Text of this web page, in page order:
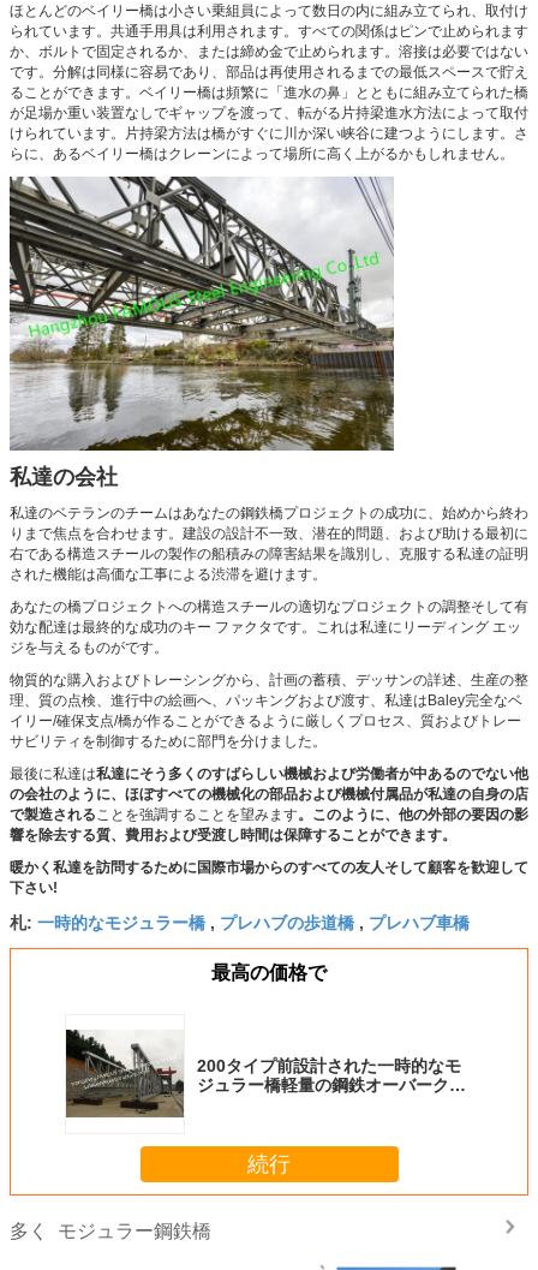
ほとんどのベイリー橋は小さい乗組員によって数日の内に組み立てられ、取付け
られています。共通手用具は利用されます。すべての関係はピンで止められます
か、ボルトで固定されるか、または締め金で止められます。溶接は必要ではない
です。分解は同様に容易であり、部品は再使用されるまでの最低スペースで貯え
ることができます。ベイリー橋は頻繁に「進水の鼻」とともに組み立てられた橋
が足場か重い装置なしでギャップを渡って、転がる片持梁進水方法によって取付
けられています。片持梁方法は橋がすぐに川か深い峡谷に建つようにします。さ
らに、あるベイリー橋はクレーンによって場所に高く上がるかもしれません。
私達の会社
私達のベテランのチームはあなたの鋼鉄橋プロジェクトの成功に、始めから終わ
りまで焦点を合わせます。建設の設計不一致、潜在的問題、および助ける最初に
右である構造スチールの製作の船積みの障害結果を識別し、克服する私達の証明
された機能は高価な工事による渋滞を避けます。
あなたの橋プロジェクトへの構造スチールの適切なプロジェクトの調整そして有
効な配達は最終的な成功のキー ファクタです。これは私達にリーディング エッ
ジを与えるものがです。
物質的な購入およびトレーシングから、計画の蓄積、デッサンの詳述、生産の整
理、質の点検、進行中の絵画へ、パッキングおよび渡す、私達はBaley完全なベ
イリー/確保支点/橋が作ることができるように厳しくプロセス、質およびトレー
サビリティを制御するために部門を分けました。
最後に私達は私達にそう多くのすばらしい機械および労働者が中あるのでない他
の会社のように、ほぼすべての機械化の部品および機械付属品が私達の自身の店
で製造されることを強調することを望みます。このように、他の外部の要因の影
響を除去する質、費用および受渡し時間は保障することができます。
暖かく私達を訪問するために国際市場からのすべての友人そして顧客を歓迎して
下さい!
札: 一時的なモジュラー橋 , プレハブの歩道橋 , プレハブ車橋
最高の価格で
200タイプ前設計された一時的なモ
ジュラー橋軽量の鋼鉄オーバークロ
続行
多く モジュラー鋼鉄橋